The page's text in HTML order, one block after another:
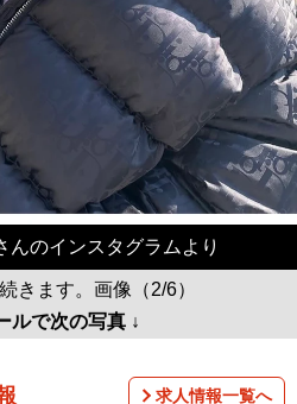
んのインスタグラムより
きます。画像（2/6）
ルで次の写真 ↓
求人情報一覧へ